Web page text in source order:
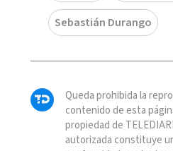
Sebastián Durango
Queda prohibida la
contenido de esta
propiedad de
autorizada constituye